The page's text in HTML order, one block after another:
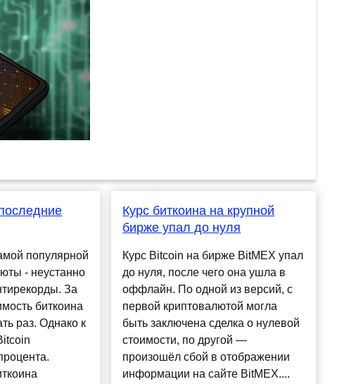
популярной
- неустанно
За
биткоина
раз. Однако к
Курс биткоина на крупной
бирже упал до нуля
Курс Bitcoin на бирже BitMEX упал
до нуля, после чего она ушла в
оффлайн. По одной из версий, с
первой криптовалютой могла
быть заключена сделка о нулевой
стоимости, по другой —
произошёл сбой в отображении
информации на сайте BitMEX....